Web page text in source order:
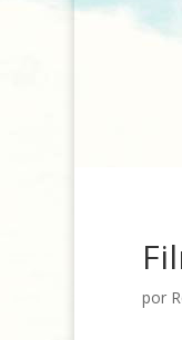
por